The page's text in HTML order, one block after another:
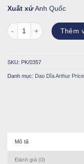
Xuất xứAnh Quốc
Bộ dao, dĩa, thìa Thêm
SKU: PK/0357
Danh mục: Dao Dĩa Arthur Price
Mô tả
Đánh giá (0)